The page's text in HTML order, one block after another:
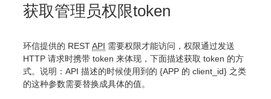
获取管理员权限token
环信提供的 RESTAPI 需要权限才能访问，权限通过发送
HTTP 请求时携带 token 来体现，下面描述获取 token 的方
式。说明：API 描述的时候使用到的 {APP 的 client_id} 之类
的这种参数需要替换成具体的值。